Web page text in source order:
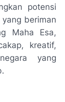
potensi
beriman
Maha Esa,
kreatif,
yang